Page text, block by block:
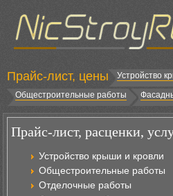
Прайс-лист, цены Устройство
Общестроительные работы
Прайс-лист, расценки,
Устройство крыши и кровли
Общестроительные работы
Отделочные работы